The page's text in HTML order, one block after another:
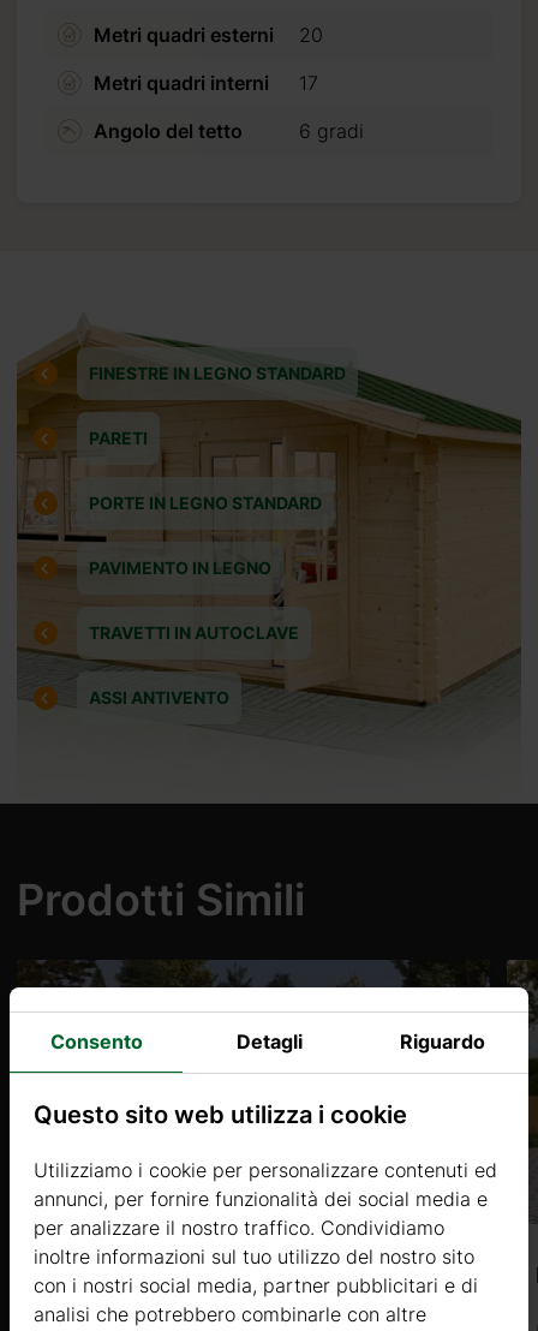
Metri quadri esterni
20
Metri quadri interni
17
Angolo del tetto
6 gradi
FINESTRE IN LEGNO STANDARD
PARETI
PORTE IN LEGNO STANDARD
PAVIMENTO IN LEGNO
TRAVETTI IN AUTOCLAVE
ASSI ANTIVENTO
Prodotti Simili
ALISSO 5 (34mm) 8x3m, 24㎡
Consento Detagli Riguardo
Questo sito web utilizza i cookie
Utilizziamo i cookie per personalizzare contenuti ed
annunci, per fornire funzionalità dei social media e
per analizzare il nostro traffico. Condividiamo
inoltre informazioni sul tuo utilizzo del nostro sito
con i nostri social media, partner pubblicitari e di
analisi che potrebbero combinarle con altre